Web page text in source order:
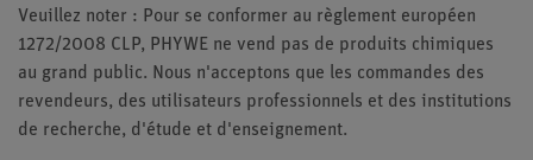
Veuillez noter : Pour se conformer au règlement européen
1272/2008 CLP, PHYWE ne vend pas de produits chimiques
au grand public. Nous n'acceptons que les commandes des
revendeurs, des utilisateurs professionnels et des institutions
de recherche, d'étude et d'enseignement.